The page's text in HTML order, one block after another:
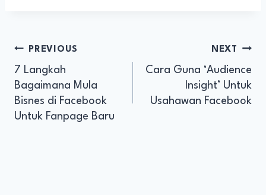
PREVIOUS
7 Langkah
Bagaimana Mula
Bisnes di Facebook
Untuk Fanpage Baru
NEXT
Cara Guna ‘Audience
Insight’ Untuk
Usahawan Facebook